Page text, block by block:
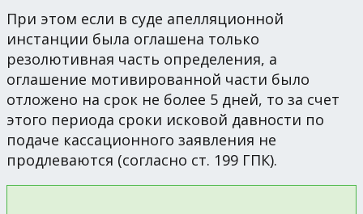
При этом если в суде апелляционной
инстанции была оглашена только
резолютивная часть определения, а
оглашение мотивированной части было
отложено на срок не более 5 дней, то за счет
этого периода сроки исковой давности по
подаче кассационного заявления не
продлеваются (согласно ст. 199 ГПК).